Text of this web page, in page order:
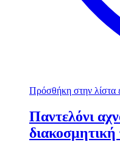
Πρόσθήκη στην λίστα
Παντελόνι
διακοσμητική